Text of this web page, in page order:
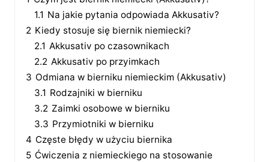
1.1 Na jakie pytania odpowiada Akkusativ?
2 Kiedy stosuje się biernik niemiecki?
2.1 Akkusativ po czasownikach
2.2 Akkusativ po przyimkach
3 Odmiana w bierniku niemieckim (Akkusativ)
3.1 Rodzajniki w bierniku
3.2 Zaimki osobowe w bierniku
3.3 Przymiotniki w bierniku
4 Częste błędy w użyciu biernika
5 Ćwiczenia z niemieckiego na stosowanie